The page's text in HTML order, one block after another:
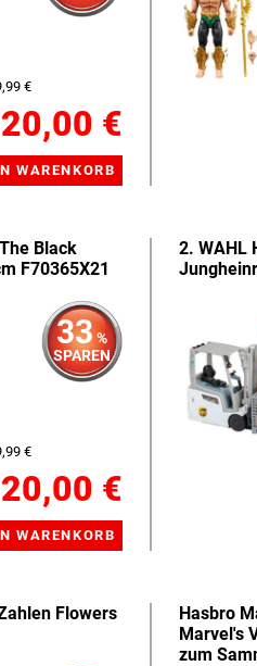
€
20,00 €
Black
F70365X21
33 %
SPAREN
€
20,00 €
2. WAHL
Flowers
Hasbro
Marvel's
zum